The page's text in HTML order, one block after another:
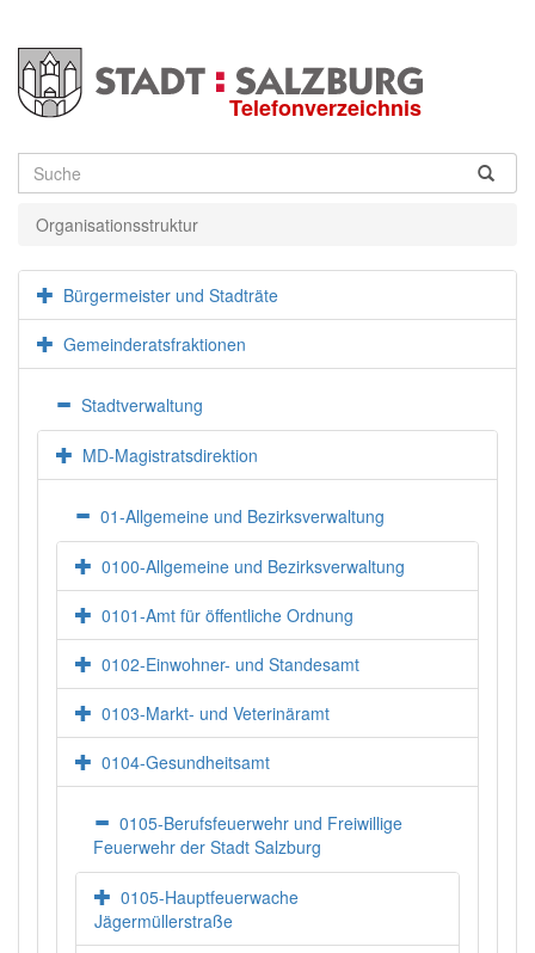
Telefonverzeichnis
Suche
Organisationsstruktur
Bürgermeister und Stadträte
Gemeinderatsfraktionen
Stadtverwaltung
MD-Magistratsdirektion
01-Allgemeine und Bezirksverwaltung
0100-Allgemeine und Bezirksverwaltung
0101-Amt für öffentliche Ordnung
0102-Einwohner- und Standesamt
0103-Markt- und Veterinäramt
0104-Gesundheitsamt
0105-Berufsfeuerwehr und Freiwillige
Feuerwehr der Stadt Salzburg
0105-Hauptfeuerwache
Jägermüllerstraße